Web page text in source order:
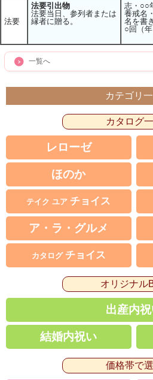
法要
法要引出物
法要当日、参列者または
縁者に贈る。
志・○○
養戒名
名を書き
○回（
一覧へ
カテゴリ
カタログ
レローゼ
ほのか
テイク ユア チョイス
ア・ラ・グルメ
カタログ チョイス
オリジナル
出産内
結婚内祝い
価格帯で